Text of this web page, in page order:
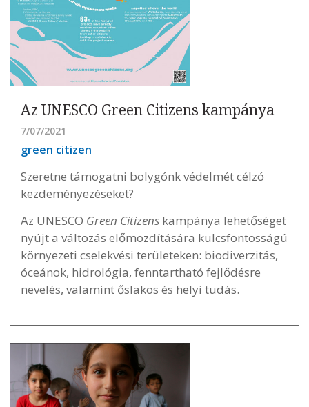
Az UNESCO Green Citizens kampánya
7/07/2021
green citizen
Szeretne támogatni bolygónk védelmét célzó
kezdeményezéseket?
Az UNESCO Green Citizens kampánya lehetőséget
nyújt a változás előmozdítására kulcsfontosságú
környezeti cselekvési területeken: biodiverzitás,
óceánok, hidrológia, fenntartható fejlődésre
nevelés, valamint őslakos és helyi tudás.